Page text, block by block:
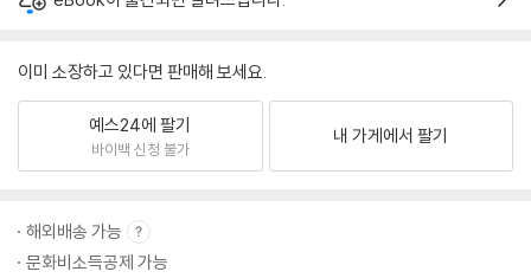
이미 소장하고 있다면 판매해 보세요.
예스24에 팔기
바이백 신청 불가
내 가게에서 팔기
해외배송 가능
문화비소득공제 가능